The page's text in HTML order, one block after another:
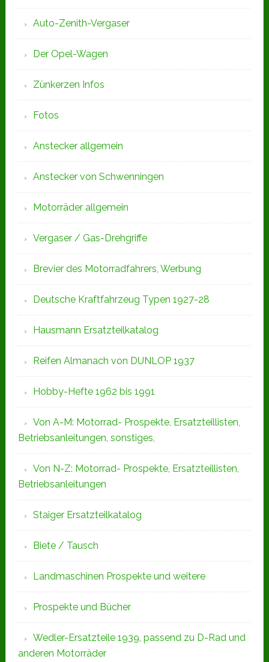
Auto-Zenith-Vergaser
Der Opel-Wagen
Zünkerzen Infos
Fotos
Anstecker allgemein
Anstecker von Schwenningen
Motorräder allgemein
Vergaser / Gas-Drehgriffe
Brevier des Motorradfahrers, Werbung
Deutsche Kraftfahrzeug Typen 1927-28
Hausmann Ersatzteilkatalog
Reifen Almanach von DUNLOP 1937
Hobby-Hefte 1962 bis 1991
Von A-M: Motorrad- Prospekte, Ersatzteillisten,
Betriebsanleitungen, sonstiges,
Von N-Z: Motorrad- Prospekte, Ersatzteillisten,
Betriebsanleitungen
Staiger Ersatzteilkatalog
Biete / Tausch
Landmaschinen Prospekte und weitere
Prospekte und Bücher
Wedler-Ersatzteile 1939, passend zu D-Rad und
anderen Motorräder